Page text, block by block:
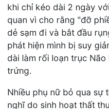
khi chỉ kéo dài 2 ngày
quan vì cho rằng "đỡ
dẻ sạm đi và bắt đầu
phát hiện mình bị suy
dài làm rối loạn trục
trứng.
Nhiều phụ nữ bỏ qua sự
nghĩ do sinh hoạt thất